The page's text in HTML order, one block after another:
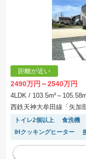
距離が近い
2490万円～2540万円
4LDK / 103.5m²～
西鉄天神大牟田線「矢加
トイレ2個以上 食洗機
IHクッキングヒーター
システムキッチン
閑静
温水洗浄便座
モニタ